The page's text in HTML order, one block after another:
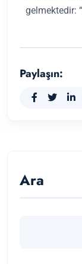
gelmektedir:
Paylaşın:
Ara